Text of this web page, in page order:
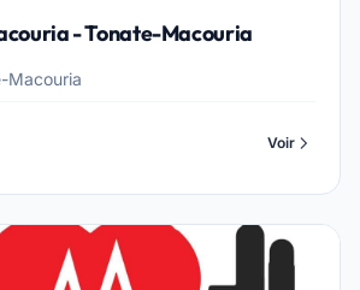
- Tonate-Macouria
Macouria
Voir